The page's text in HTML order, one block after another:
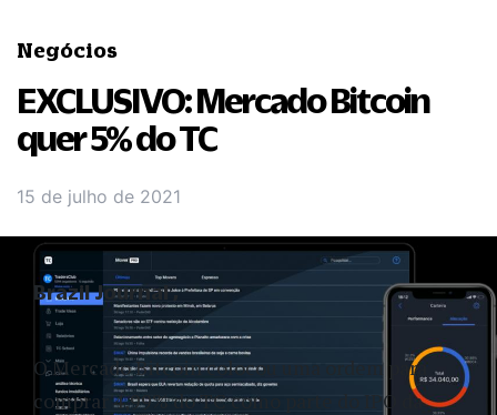
Negócios
EXCLUSIVO: Mercado Bitcoin
quer 5% do TC
15 de julho de 2021
O Mercado Bitcoin colocou uma ordem para
comprar 4,99% do TC como parte do IPO da
Brazil Journal